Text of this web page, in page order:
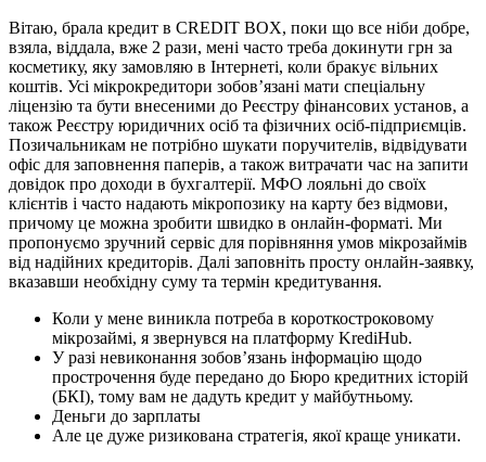
Вітаю, брала кредит в CREDIT BOX, поки що все ніби добре,
взяла, віддала, вже 2 рази, мені часто треба докинути грн за
косметику, яку замовляю в Інтернеті, коли бракує вільних
коштів. Усі мікрокредитори зобов’язані мати спеціальну
ліцензію та бути внесеними до Реєстру фінансових установ, а
також Реєстру юридичних осіб та фізичних осіб-підприємців.
Позичальникам не потрібно шукати поручителів, відвідувати
офіс для заповнення паперів, а також витрачати час на запити
довідок про доходи в бухгалтерії. МФО лояльні до своїх
клієнтів і часто надають мікропозику на карту без відмови,
причому це можна зробити швидко в онлайн-форматі. Ми
пропонуємо зручний сервіс для порівняння умов мікрозаймів
від надійних кредиторів. Далі заповніть просту онлайн-заявку,
вказавши необхідну суму та термін кредитування.
Коли у мене виникла потреба в короткостроковому
мікрозаймі, я звернувся на платформу KrediHub.
У разі невиконання зобов’язань інформацію щодо
прострочення буде передано до Бюро кредитних історій
(БКІ), тому вам не дадуть кредит у майбутньому.
Деньги до зарплаты
Але це дуже ризикована стратегія, якої краще уникати.